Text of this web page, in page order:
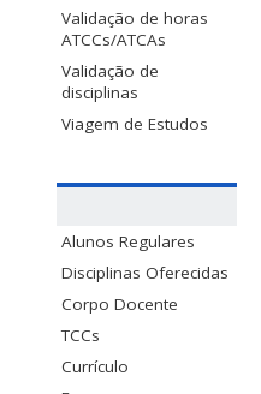
Validação de horas
ATCCs/ATCAs
Validação de
disciplinas
Viagem de Estudos
Alunos Regulares
Disciplinas Oferecidas
Corpo Docente
TCCs
Currículo